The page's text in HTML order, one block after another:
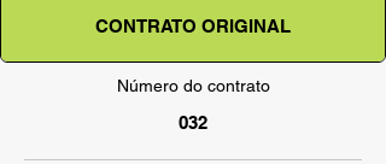
CONTRATO ORIGINAL
Número do contrato
032